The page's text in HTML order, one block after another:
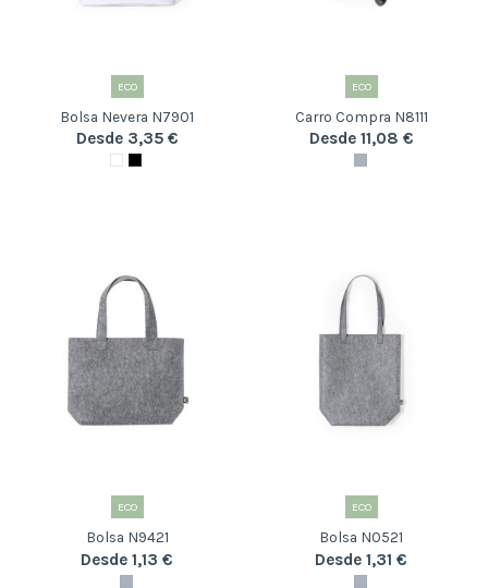
ECO
Bolsa Nevera N7901
Desde 3,35 €
ECO
Carro Compra N8111
Desde 11,08 €
ECO
Bolsa N9421
Desde 1,13 €
ECO
Bolsa N0521
Desde 1,31 €